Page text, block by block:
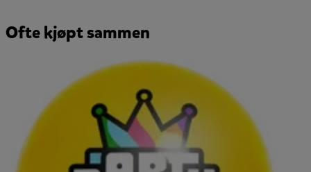
Ofte kjøpt sammen